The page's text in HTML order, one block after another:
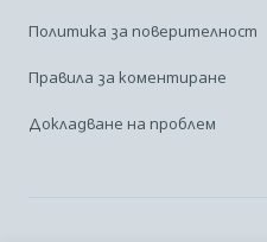
Политика за поверителност
Правила за коментиране
Докладване на проблем